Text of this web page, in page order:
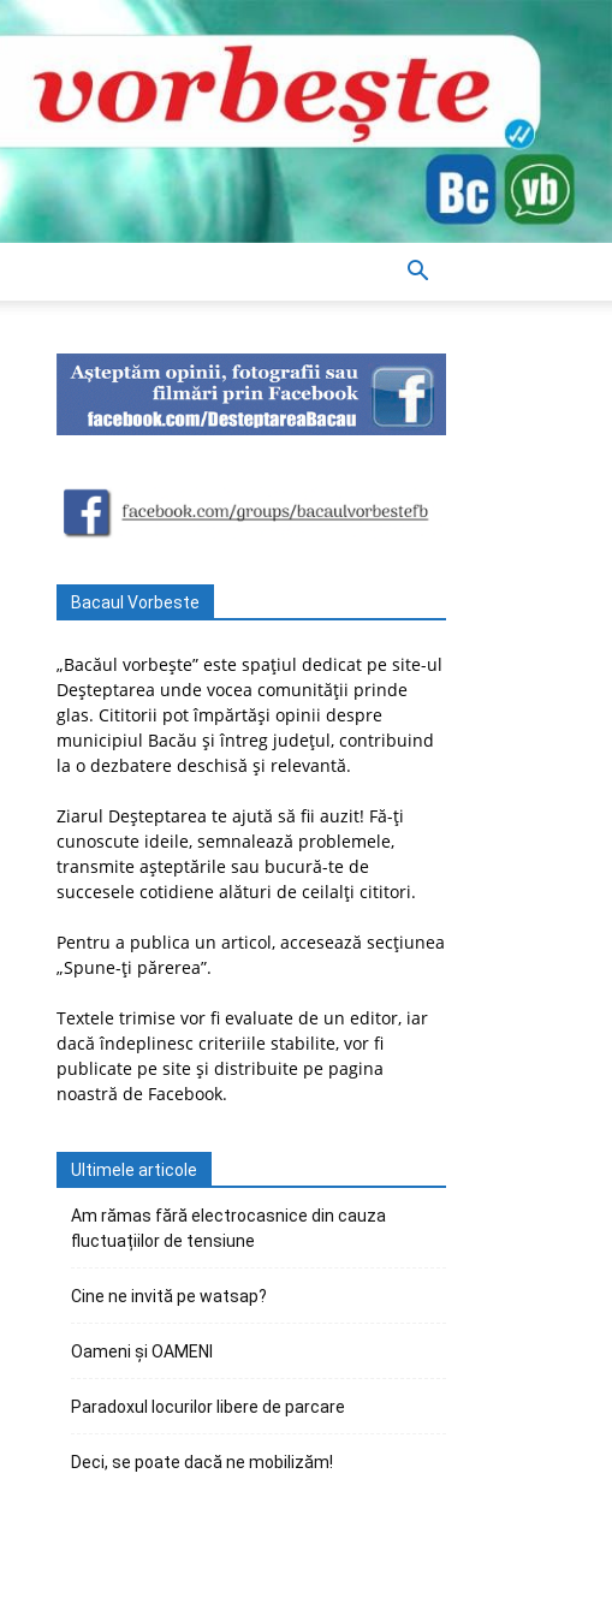
Bacaul Vorbeste
„Bacăul vorbește” este spațiul dedicat pe site-ul
Deșteptarea unde vocea comunității prinde
glas. Cititorii pot împărtăși opinii despre
municipiul Bacău și întreg județul, contribuind
la o dezbatere deschisă și relevantă.
Ziarul Deșteptarea te ajută să fii auzit! Fă-ți
cunoscute ideile, semnalează problemele,
transmite așteptările sau bucură-te de
succesele cotidiene alături de ceilalți cititori.
Pentru a publica un articol, accesează secțiunea
„Spune-ți părerea”.
Textele trimise vor fi evaluate de un editor, iar
dacă îndeplinesc criteriile stabilite, vor fi
publicate pe site și distribuite pe pagina
noastră de Facebook.
Ultimele articole
Am rămas fără electrocasnice din cauza
fluctuațiilor de tensiune
Cine ne invită pe watsap?
Oameni și OAMENI
Paradoxul locurilor libere de parcare
Deci, se poate dacă ne mobilizăm!